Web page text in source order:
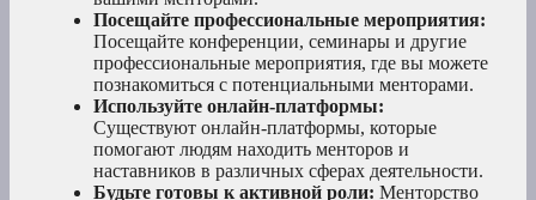
Посещайте профессиональные мероприятия:
Посещайте конференции, семинары и другие
профессиональные мероприятия, где вы можете
познакомиться с потенциальными менторами.
Используйте онлайн-платформы:
Существуют онлайн-платформы, которые
помогают людям находить менторов и
наставников в различных сферах деятельности.
Будьте готовы к активной роли: Менторство